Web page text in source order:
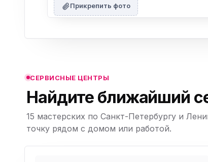
Прикрепить фото
СЕРВИСНЫЕ ЦЕНТРЫ
Найдите ближайший
15 мастерских по Санкт-Петербургу и
точку рядом с домом или работой.
ю